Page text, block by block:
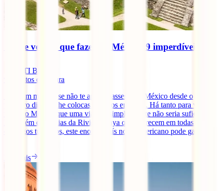
O que ver e o que fazer no México: 9 imperdíveis
IATI Blog
minutos de leitura
Seria um milagre se não te apaixonasses pelo México desde o
primeiro dia que lhe colocas os olhos em cima. Há tanto para ver e
fazer no México que uma viagem simplesmente não seria suficiente.
Para além das praias da Riviera Maya que aparecem em todas os
catálogos turísticos, este enorme país norte-americano pode gabar-se
Ler mais